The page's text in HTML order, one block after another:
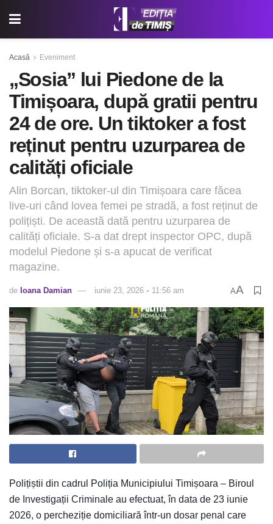
Acasă Eveniment
„Sosia” lui Piedone de la
Timișoara, după gratii pentru
24 de ore. Un tiktoker a fost
reținut pentru uzurparea de
calități oficiale
Alin Borcan, tiktoker-ul din Timișoara care făcea
live-uri când lovea femei pe stradă, a fost reținut de
polițiști. De această dată pentru uzurparea de
calități oficiale. S-a dat drept inspector OPC, după
modelul Piedone și s-a apucat de verificat
magazine.
de Ioana Damian iunie 23, 2026 ◦ 11:56 am AA
Polițiștii din cadrul
Poliția Municipiului Timișoara – Biroul
de Investigații Criminale au efectuat, în data de 23 iunie
2026, o percheziție domiciliară într-un dosar penal care